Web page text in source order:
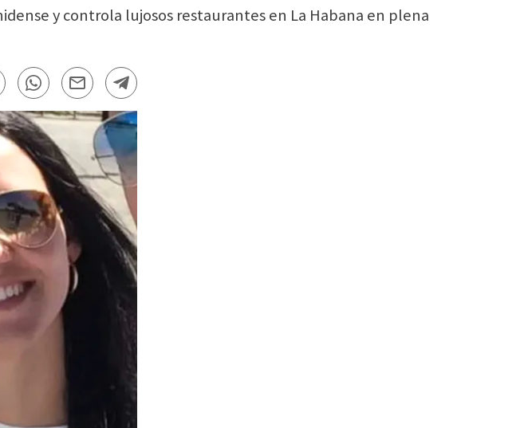
y controla lujosos restaurantes en La Habana en plena